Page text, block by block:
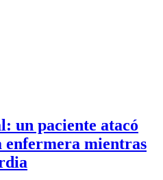
un paciente atacó
enfermera mientras